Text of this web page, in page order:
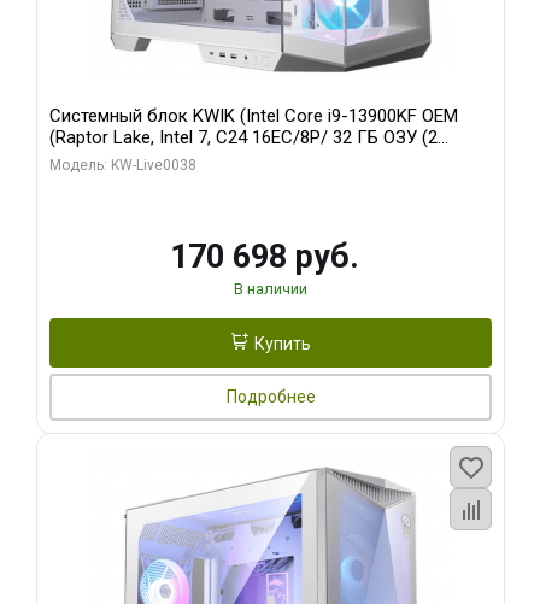
Системный блок KWIK (Intel Core i9-13900KF OEM
(Raptor Lake, Intel 7, C24 16EC/8P/ 32 ГБ ОЗУ (2
модуля)/ Gigabyte RX9070XT GAMING OC 16GB GDDR6
Модель: KW-Live0038
170 698 руб.
В наличии
Купить
Подробнее